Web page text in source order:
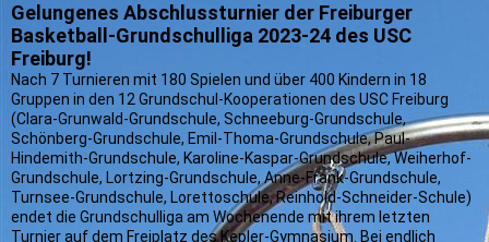
Gelungenes Abschlussturnier der Freiburger
Basketball-Grundschulliga 2023-24 des USC
Freiburg!
Nach 7 Turnieren mit 180 Spielen und über 400 Kindern in 18
Gruppen in den 12 Grundschul-Kooperationen des USC Freiburg
(Clara-Grunwald-Grundschule, Schneeburg-Grundschule,
Schönberg-Grundschule, Emil-Thoma-Grundschule, Paul-
Hindemith-Grundschule, Karoline-Kaspar-Grundschule, Weiherhof-
Grundschule, Lortzing-Grundschule, Anne-Frank-Grundschule,
Turnsee-Grundschule, Lorettoschule, Reinhold-Schneider-Schule)
endet die Grundschulliga am Wochenende mit ihrem letzten
Turnier auf dem Freiplatz des Kepler-Gymnasium. Bei endlich